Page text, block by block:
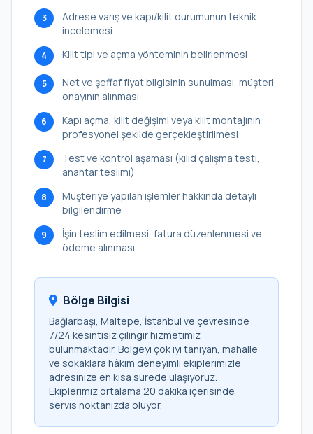
3
Adrese varış ve kapı/kilit durumunun teknik
incelemesi
4 Kilit tipi ve açma yönteminin belirlenmesi
5
Net ve şeffaf fiyat bilgisinin sunulması, müşteri
onayının alınması
6
Kapı açma, kilit değişimi veya kilit montajının
profesyonel şekilde gerçekleştirilmesi
7
Test ve kontrol aşaması (kilid çalışma testi,
anahtar teslimi)
8
Müşteriye yapılan işlemler hakkında detaylı
bilgilendirme
9
İşin teslim edilmesi, fatura düzenlenmesi ve
ödeme alınması
Bölge Bilgisi
Bağlarbaşı, Maltepe, İstanbul ve çevresinde
7/24 kesintisiz çilingir hizmetimiz
bulunmaktadır. Bölgeyi çok iyi tanıyan, mahalle
ve sokaklara hâkim deneyimli ekiplerimizle
adresinize en kısa sürede ulaşıyoruz.
Ekiplerimiz ortalama 20 dakika içerisinde
servis noktanızda oluyor.